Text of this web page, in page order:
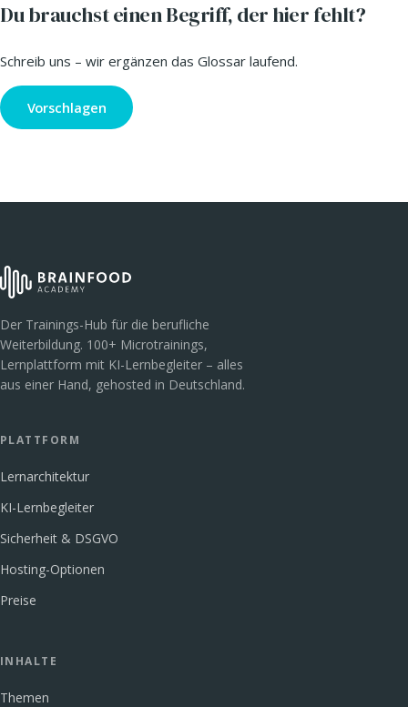
Du brauchst einen Begriff, der hier fehlt?
Schreib uns – wir ergänzen das Glossar laufend.
Vorschlagen
Der Trainings-Hub für die berufliche
Weiterbildung. 100+ Microtrainings,
Lernplattform mit KI-Lernbegleiter – alles
aus einer Hand, gehosted in Deutschland.
PLATTFORM
Lernarchitektur
KI-Lernbegleiter
Sicherheit & DSGVO
Hosting-Optionen
Preise
INHALTE
Themen